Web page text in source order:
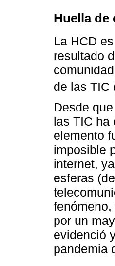
Huella de
La HCD
resultado
de las TIC
Desde
las TIC ha
elemento
imposible
internet,
esferas
por un
evidenció
pandemia